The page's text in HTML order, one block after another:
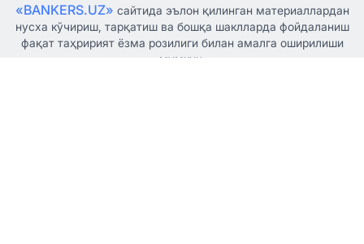
«BANKERS.UZ» сайтида эълон қилинган материаллардан
нусха кўчириш, тарқатиш ва бошқа шаклларда фойдаланиш
фақат таҳририят ёзма розилиги билан амалга оширилиши
мумкин.